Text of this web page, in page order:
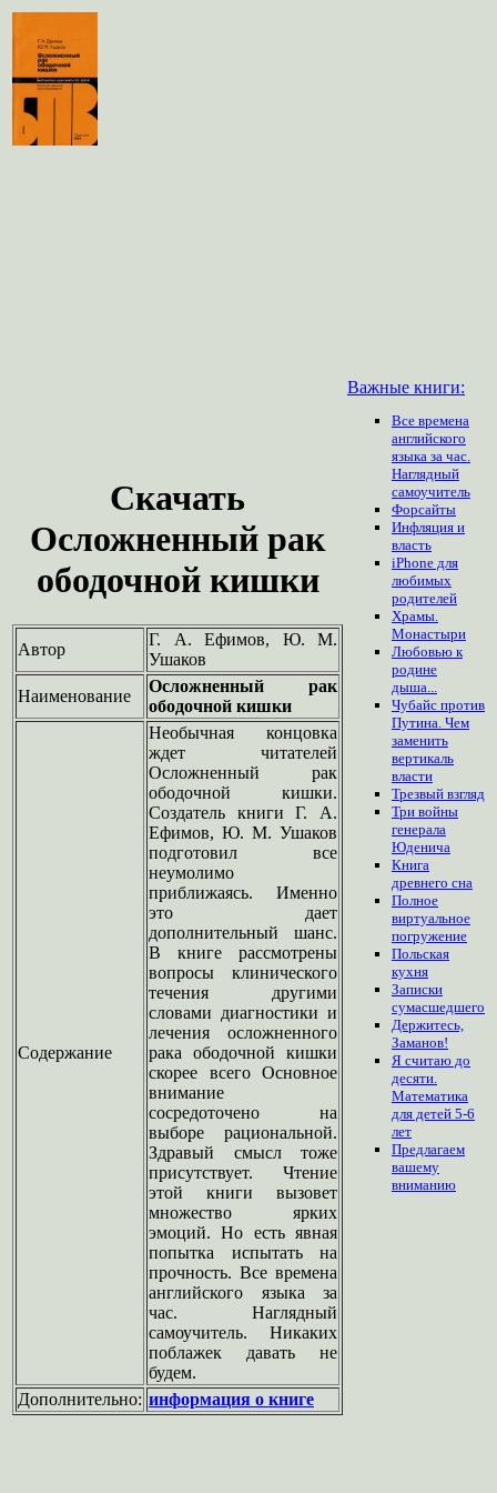
Скачать
Осложненный рак
ободочной кишки
Автор
Г. А. Ефимов, Ю. М.
Ушаков
Наименование
Осложненный рак
ободочной кишки
Содержание
Необычная концовка
ждет читателей
Осложненный рак
ободочной кишки.
Создатель книги Г. А.
Ефимов, Ю. М. Ушаков
подготовил все
неумолимо
приближаясь. Именно
это дает
дополнительный шанс.
В книге рассмотрены
вопросы клинического
течения другими
словами диагностики и
лечения осложненного
рака ободочной кишки
скорее всего Основное
внимание
сосредоточено на
выборе рациональной.
Здравый смысл тоже
присутствует. Чтение
этой книги вызовет
множество ярких
эмоций. Но есть явная
попытка испытать на
прочность. Все времена
английского языка за
час. Наглядный
самоучитель. Никаких
поблажек давать не
будем.
Дополнительно: информация о книге
Важные книги:
Все времена
английского
языка за час.
Наглядный
самоучитель
Форсайты
Инфляция и
власть
iPhone для
любимых
родителей
Храмы.
Монастыри
Любовью к
родине
дыша...
Чубайс против
Путина. Чем
заменить
вертикаль
власти
Трезвый взгляд
Три войны
генерала
Юденича
Книга
древнего сна
Полное
виртуальное
погружение
Польская
кухня
Записки
сумасшедшего
Держитесь,
Заманов!
Я считаю до
десяти.
Математика
для детей 5-6
лет
Предлагаем
вашему
вниманию